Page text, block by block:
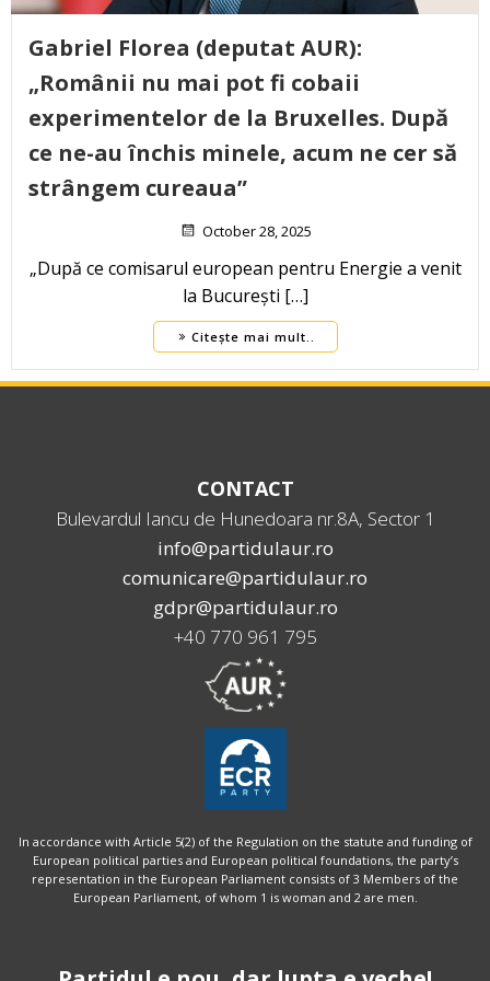
Gabriel Florea (deputat AUR):
„Românii nu mai pot fi cobaii
experimentelor de la Bruxelles. După
ce ne-au închis minele, acum ne cer să
strângem cureaua”
October 28, 2025
„După ce comisarul european pentru Energie a venit
la București […]
Citește mai mult..
CONTACT
Bulevardul Iancu de Hunedoara nr.8A, Sector 1
info@partidulaur.ro
comunicare@partidulaur.ro
gdpr@partidulaur.ro
+40 770 961 795
In accordance with Article 5(2) of the Regulation on the statute and funding of
European political parties and European political foundations, the party’s
representation in the European Parliament consists of 3 Members of the
European Parliament, of whom 1 is woman and 2 are men.